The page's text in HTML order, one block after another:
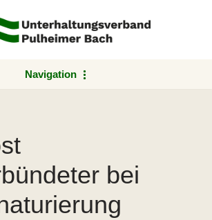
Navigation
bei